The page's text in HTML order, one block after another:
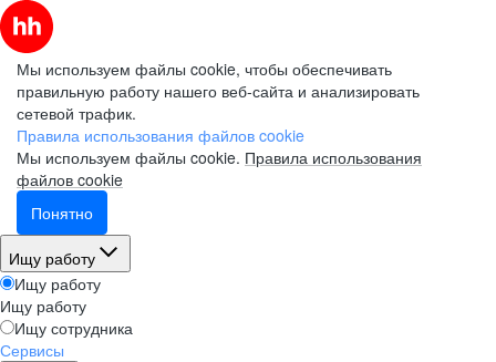
Мы используем файлы cookie, чтобы обеспечивать
правильную работу нашего веб-сайта и анализировать
сетевой трафик.
Правила использования файлов cookie
Мы используем файлы cookie. Правила использования
файлов cookie
Понятно
Ищу работу
Ищу работу
Ищу работу
Ищу сотрудника
Сервисы